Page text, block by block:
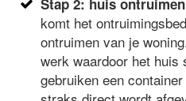
Stap 2: huis ontruimen
komt het
ontruimen van je
werk waardoor het
gebruiken een